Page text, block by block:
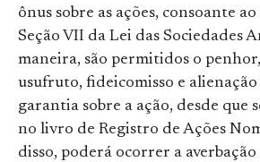
ônus sobre as ações, consoante
Seção VII da Lei das Sociedades
maneira, são permitidos o
usufruto, fideicomisso e
garantia sobre a ação, desde que
no livro de Registro de Ações
disso, poderá ocorrer a averbação